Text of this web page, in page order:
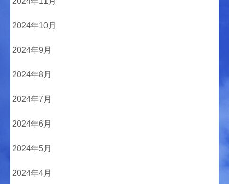
2024年10月
2024年9月
2024年8月
2024年7月
2024年6月
2024年5月
2024年4月